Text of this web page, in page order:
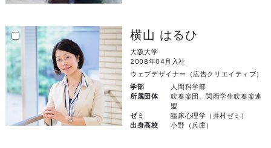
横山 はるひ
大阪大学
2008年04月入社
ウェブデザイナー（広告クリエイティブ）
学部
人間科学部
所属団体
吹奏楽団、関西学生吹奏楽連
盟
ゼミ
臨床心理学（井村ゼミ）
出身高校
小野（兵庫）